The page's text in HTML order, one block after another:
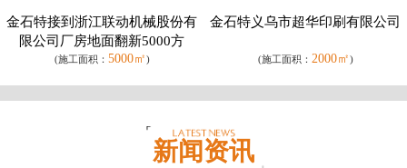
金石特接到浙江联动机械股份有
限公司厂房地面翻新5000方
(施工面积： 5000㎡)
金石特义乌市超华印刷有限公司
(施工面积： 2000㎡)
新闻资讯